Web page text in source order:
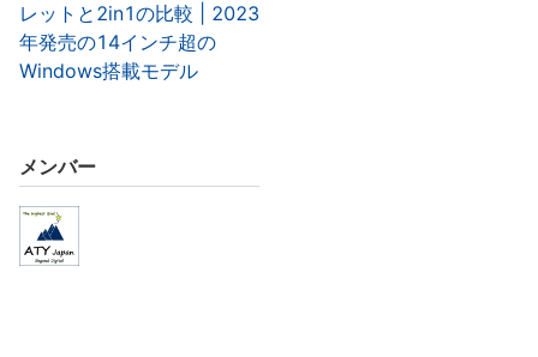
レットと2in1の比較 | 2023
年発売の14インチ超の
Windows搭載モデル
メンバー